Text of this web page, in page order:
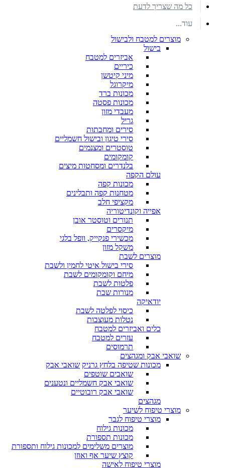
כל מה שצריך לדעת
עוד...
מוצרים למטבח ולבישול
בישול
אביזרים למטבח
כיריים
מיני קיטשן
מיקרוגל
מכונות ברד
מכונות פסטה
מעבדי מזון
גריל
סירים ומחבתות
סירי טיגון ובישול חשמליים
טוסטרים ומצנמים
קומקומים
בלנדרים ומסחטות מיצים
עולם הקפה
מכונות קפה
מטחנות קפה ותבלינים
מקציפי חלב
אפייה וקונדיטוריה
תנורים וטוסטר אובן
מיקסרים
מכשירי פנקייק, וופל בלגי
משקל מזון
מוצרים לשבת
סירי בישול איטי לחמין ולשבת
מיחם וקומקומים לשבת
פלטות לשבת
מנורות שבת
יודאיקה
כיסוי לפלטה לשבת
נטלות מעוצבות
כלים ואביזרים למטבח
עזרים למטבח
תרמוסים
שואבי אבק ומגהצים
מכונות שטיפה בלחץ גרניק שואבי אבק
שואבים שוטפים
שואבי אבק חשמליים ונטענים
שואבי אבק רובוטיים
מגהצים
מוצרי טיפוח לשיער
מוצרי טיפוח לגבר
מכונות גילוח
מכונות תספורת
מוצרים משלימים למכונות גילוח ותספורת
קוצץ שיער אף ואוזן
מוצרי טיפוח לאישה